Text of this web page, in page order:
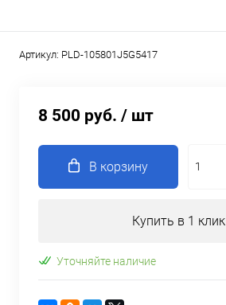
Артикул: PLD-105801J5G5417
8 500 руб. / шт
В корзину
Купить в 1 клик
Уточняйте наличие